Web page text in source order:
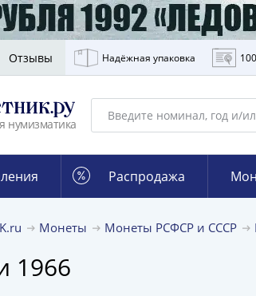
Отзывы Надёжная упаковка
нумизматика
Распродажа
Монеты Монеты РСФСР и СССР
1966